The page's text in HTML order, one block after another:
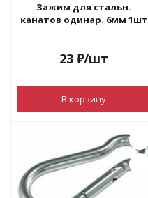
Зажим для стальн.
канатов одинар. 6мм 1шт
23 ₽/шт
В корзину